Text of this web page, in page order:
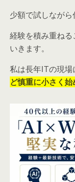
少額で試しながら
経験を積み重ね
いきます。
私は長年ITの現場
ど慎重に小さく始